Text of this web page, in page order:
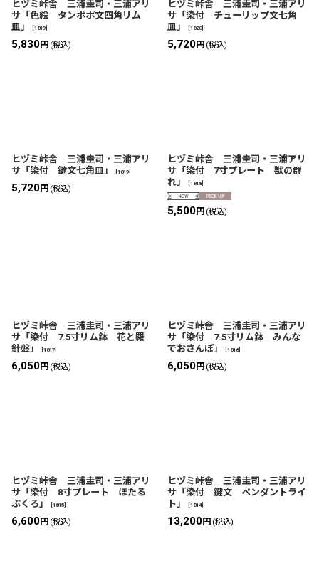
ヒヅミ峠舎 三浦圭司・三浦アリ
サ「色絵 タンポポ文四角リム
皿」
1819
5,830円 (税込)
ヒヅミ峠舎 三浦圭司・三浦アリ
サ「染付 チューリップ文七角
皿」
1820]
5,720円 (税込)
ヒヅミ峠舎 三浦圭司・三浦アリ
サ「染付 鍵文七角皿」
1819
5,720円 (税込)
ヒヅミ峠舎 三浦圭司・三浦アリ
サ「染付 7寸プレート 獣の群
れ」
1818]
5,500円 (税込)
ヒヅミ峠舎 三浦圭司・三浦アリ
サ「染付 7.5寸リム鉢 花と羅
針盤」
1817
6,050円 (税込)
ヒヅミ峠舎 三浦圭司・三浦アリ
サ「染付 7.5寸リム鉢 みんな
でおさんぽ」
1816]
6,050円 (税込)
ヒヅミ峠舎 三浦圭司・三浦アリ
サ「染付 8寸プレート ほたる
ぶくろ」
1815
6,600円 (税込)
ヒヅミ峠舎 三浦圭司・三浦アリ
サ「染付 鍵文 ペンダントライ
ト」
1814]
13,200円 (税込)